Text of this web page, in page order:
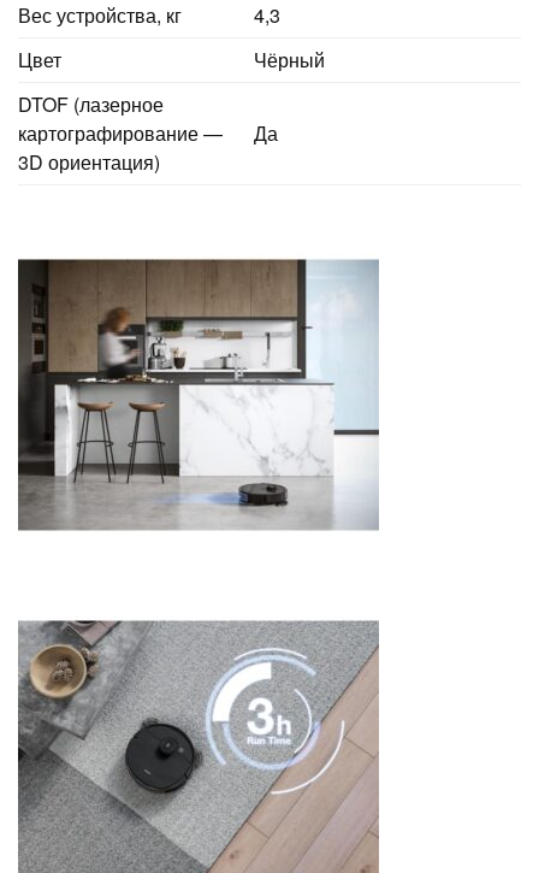
Вес устройства, кг
4,3
Цвет
Чёрный
DTOF (лазерное
картографирование —
3D ориентация)
Да